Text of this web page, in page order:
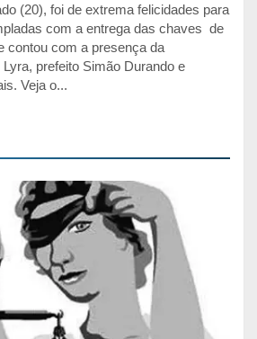
(20), foi de extrema felicidades para
com a entrega das chaves de
contou com a presença da
prefeito Simão Durando e
Veja o...